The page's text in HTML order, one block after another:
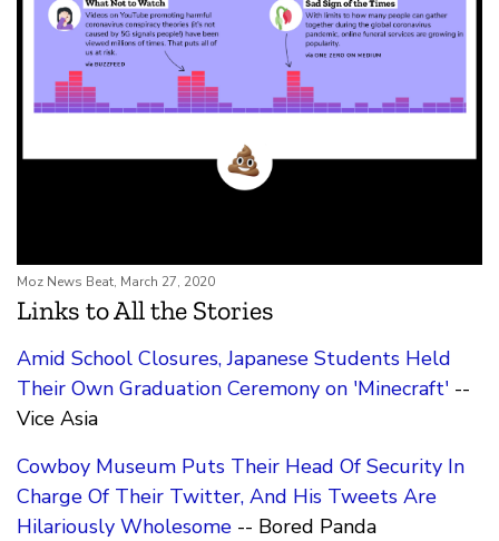
Moz News Beat, March 27, 2020
Links to All the Stories
Amid School Closures, Japanese Students Held
Their Own Graduation Ceremony on 'Minecraft' --
Vice Asia
Cowboy Museum Puts Their Head Of Security In
Charge Of Their Twitter, And His Tweets Are
Hilariously Wholesome -- Bored Panda